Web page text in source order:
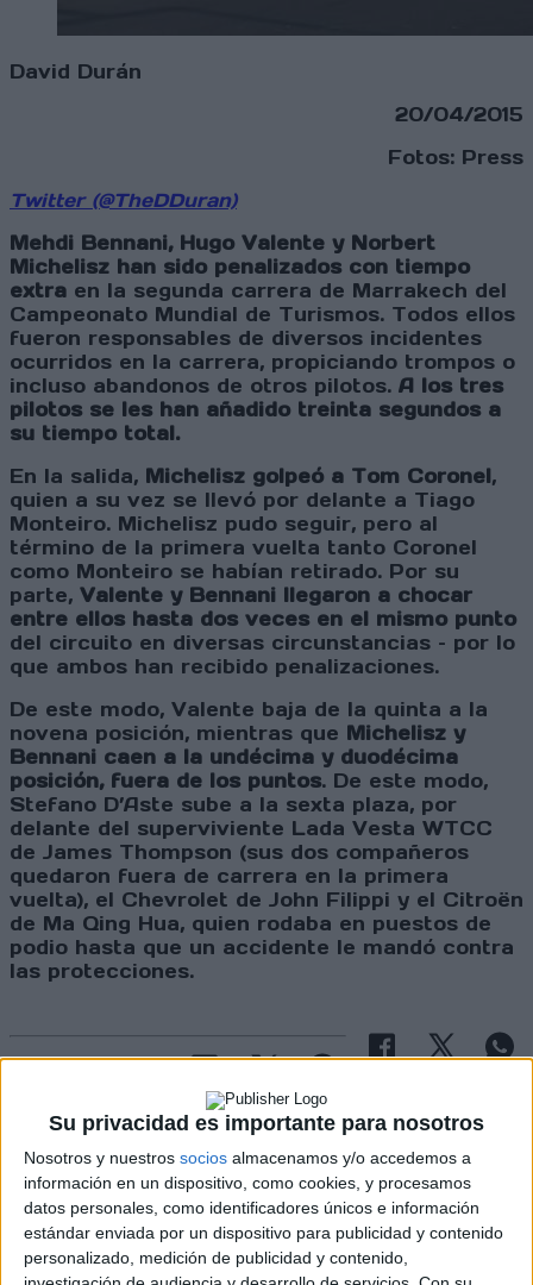
Su privacidad es importante para nosotros
Nosotros y nuestros socios almacenamos y/o accedemos a
información en un dispositivo, como cookies, y procesamos
datos personales, como identificadores únicos e información
estándar enviada por un dispositivo para publicidad y contenido
personalizado, medición de publicidad y contenido,
David Durán
20/04/2015
Fotos: Press
Twitter (@TheDDuran)
Mehdi Bennani, Hugo Valente y Norbert
Michelisz han sido penalizados con tiempo
extra en la segunda carrera de Marrakech del
Campeonato Mundial de Turismos. Todos ellos
fueron responsables de diversos incidentes
ocurridos en la carrera, propiciando trompos o
incluso abandonos de otros pilotos. A los tres
pilotos se les han añadido treinta segundos a
su tiempo total.
En la salida, Michelisz golpeó a Tom Coronel,
quien a su vez se llevó por delante a Tiago
Monteiro. Michelisz pudo seguir, pero al
término de la primera vuelta tanto Coronel
como Monteiro se habían retirado. Por su
parte, Valente y Bennani llegaron a chocar
entre ellos hasta dos veces en el mismo punto
del circuito en diversas circunstancias – por lo
que ambos han recibido penalizaciones.
De este modo, Valente baja de la quinta a la
novena posición, mientras que Michelisz y
Bennani caen a la undécima y duodécima
posición, fuera de los puntos. De este modo,
Stefano D’Aste sube a la sexta plaza, por
delante del superviviente Lada Vesta WTCC
de James Thompson (sus dos compañeros
quedaron fuera de carrera en la primera
vuelta), el Chevrolet de John Filippi y el Citroën
de Ma Qing Hua, quien rodaba en puestos de
podio hasta que un accidente le mandó contra
las protecciones.
No hay más noticias en esta categoría.